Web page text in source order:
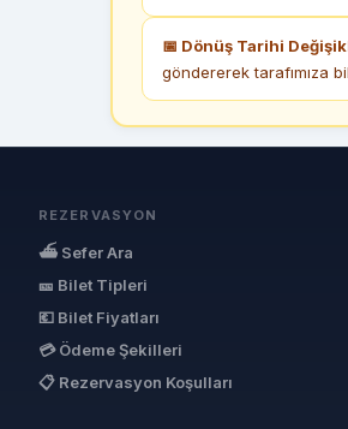
📅 Dönüş Tarihi
göndererek tarafımıza
REZERVASYON
⛴ Sefer Ara
🎫 Bilet Tipleri
💶 Bilet Fiyatları
💳 Ödeme Şekilleri
📋 Rezervasyon Koşulları